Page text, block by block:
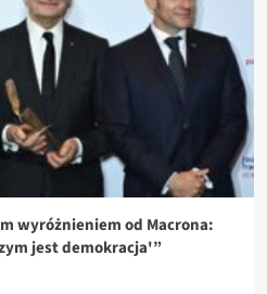
wyróżnieniem od Macrona:
jest demokracja'”